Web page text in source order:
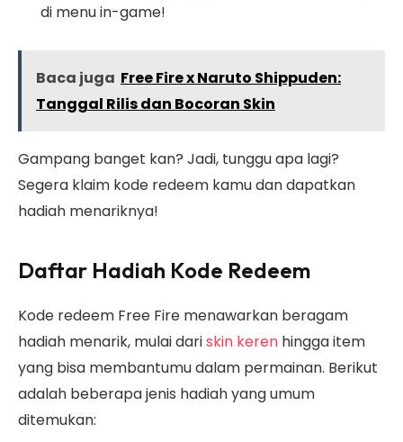
di menu in-game!
Baca juga Free Fire x Naruto Shippuden:
Tanggal Rilis dan Bocoran Skin
Gampang banget kan? Jadi, tunggu apa lagi?
Segera klaim kode redeem kamu dan dapatkan
hadiah menariknya!
Daftar Hadiah Kode Redeem
Kode redeem Free Fire menawarkan beragam
hadiah menarik, mulai dariskin keren hingga item
yang bisa membantumu dalam permainan. Berikut
adalah beberapa jenis hadiah yang umum
ditemukan: